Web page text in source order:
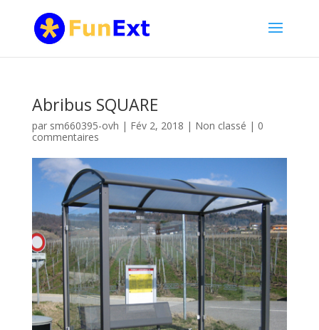
Abribus SQUARE
par sm660395-ovh | Fév 2, 2018 | Non classé | 0
commentaires